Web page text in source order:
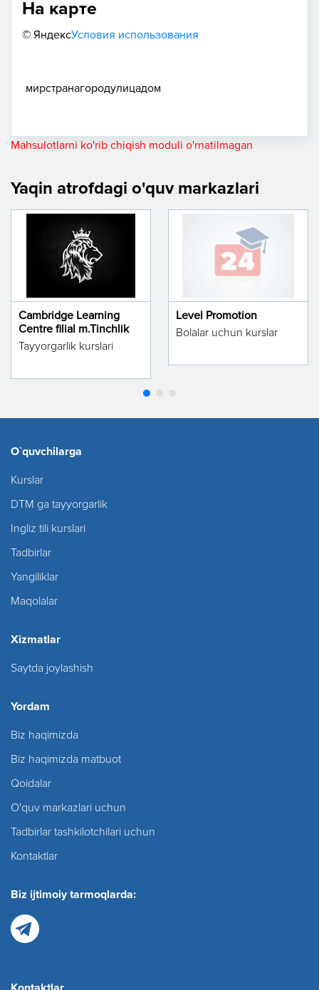
На карте
© ЯндексУсловия использования
мирстранагородулицадом
Mahsulotlarni ko'rib chiqish moduli o'rnatilmagan
Yaqin atrofdagi o'quv markazlari
Cambridge Learning
Centre filial m.Tinchlik
Tayyorgarlik kurslari
Level Promotion
Bolalar uchun kurslar
O`quvchilarga
Kurslar
DTM ga tayyorgarlik
Ingliz tili kurslari
Tadbirlar
Yangiliklar
Maqolalar
Xizmatlar
Saytda joylashish
Yordam
Biz haqimizda
Biz haqimizda matbuot
Qoidalar
O'quv markazlari uchun
Tadbirlar tashkilotchilari uchun
Kontaktlar
Biz ijtimoiy tarmoqlarda: